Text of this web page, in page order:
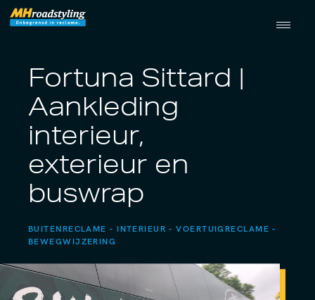
Fortuna Sittard |
Aankleding
interieur,
exterieur en
buswrap
BUITENRECLAME INTERIEUR
VOERTUIGRECLAME
BEWEGWIJZERING